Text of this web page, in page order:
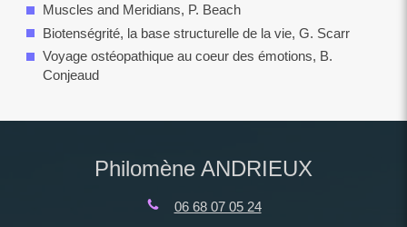
Muscles and Meridians, P. Beach
Biotenségrité, la base structurelle de la vie, G. Scarr
Voyage ostéopathique au coeur des émotions, B.
Conjeaud
Philomène ANDRIEUX
06 68 07 05 24